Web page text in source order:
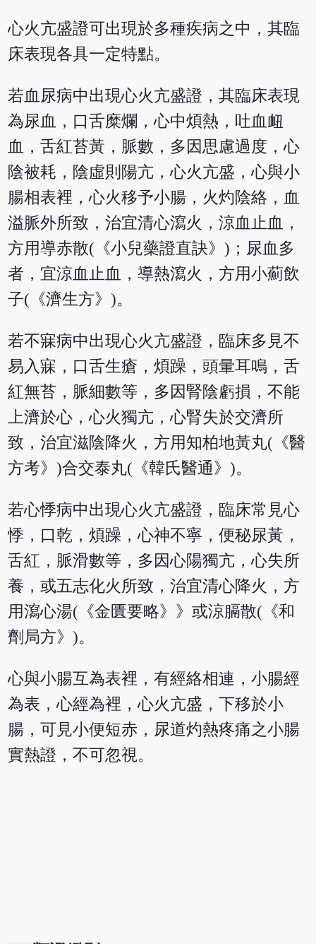
心火亢盛證可出現於多種疾病之中，其臨
床表現各具一定特點。
若血尿病中出現心火亢盛證，其臨床表現
為尿血，口舌糜爛，心中煩熱，吐血衄
血，舌紅苔黃，脈數，多因思慮過度，心
陰被耗，陰虛則陽亢，心火亢盛，心與小
腸相表裡，心火移予小腸，火灼陰絡，血
溢脈外所致，治宜清心瀉火，涼血止血，
方用導赤散(《小兒藥證直訣》)；尿血多
者，宜涼血止血，導熱瀉火，方用小薊飲
子(《濟生方》)。
若不寐病中出現心火亢盛證，臨床多見不
易入寐，口舌生瘡，煩躁，頭暈耳鳴，舌
紅無苔，脈細數等，多因腎陰虧損，不能
上濟於心，心火獨亢，心腎失於交濟所
致，治宜滋陰降火，方用知柏地黃丸(《醫
方考》)合交泰丸(《韓氏醫通》)。
若心悸病中出現心火亢盛證，臨床常見心
悸，口乾，煩躁，心神不寧，便秘尿黃，
舌紅，脈滑數等，多因心陽獨亢，心失所
養，或五志化火所致，治宜清心降火，方
用瀉心湯(《金匱要略》》或涼膈散(《和
劑局方》)。
心與小腸互為表裡，有經絡相連，小腸經
為表，心經為裡，心火亢盛，下移於小
腸，可見小便短赤，尿道灼熱疼痛之小腸
實熱證，不可忽視。